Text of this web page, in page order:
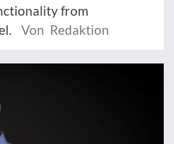
from
Von Redaktion